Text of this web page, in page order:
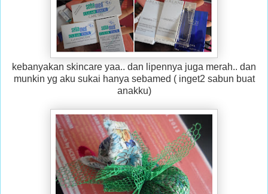
kebanyakan skincare yaa.. dan lipennya juga merah.. dan
munkin yg aku sukai hanya sebamed ( inget2 sabun buat
anakku)